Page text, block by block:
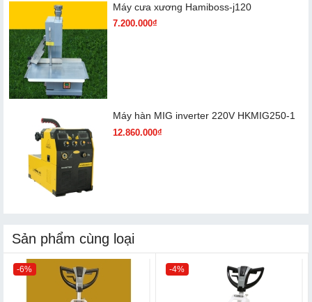
Máy cưa xương Hamiboss-j120
7.200.000₫
Máy hàn MIG inverter 220V HKMIG250-1
12.860.000₫
Sản phẩm cùng loại
-6% -4%